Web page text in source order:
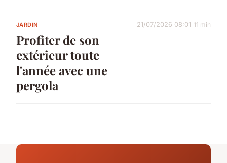
JARDIN
Profiter de son
extérieur toute
l'année avec une
pergola
21/07/2026 08:01 11 min